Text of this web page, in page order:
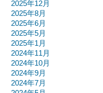
2025年12月
2025年8月
2025年6月
2025年5月
2025年1月
2024年11月
2024年10月
2024年9月
2024年7月